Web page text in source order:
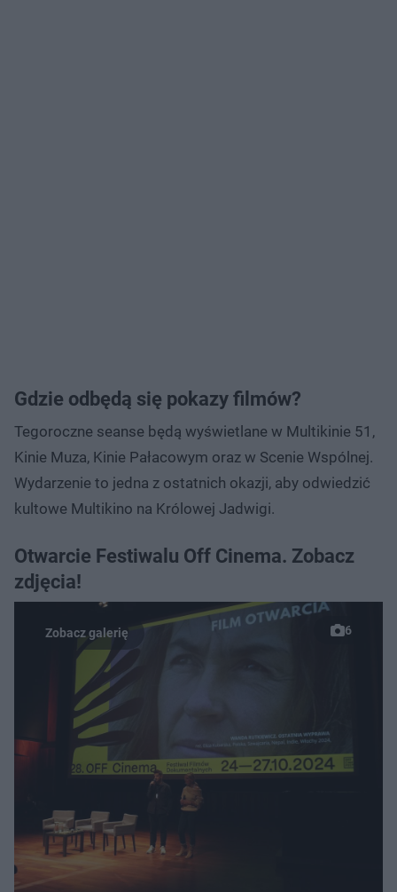
Gdzie odbędą się pokazy filmów?
Tegoroczne seanse będą wyświetlane w Multikinie 51,
Kinie Muza, Kinie Pałacowym oraz w Scenie Wspólnej.
Wydarzenie to jedna z ostatnich okazji, aby odwiedzić
kultowe Multikino na Królowej Jadwigi.
Otwarcie Festiwalu Off Cinema. Zobacz
zdjęcia!
6